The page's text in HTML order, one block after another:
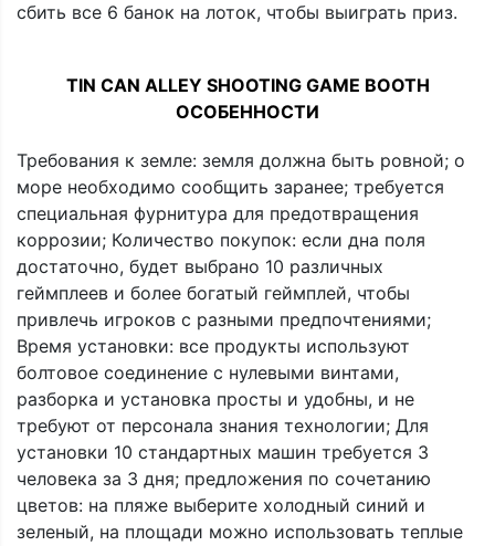
сбить все 6 банок на лоток, чтобы выиграть приз.
TIN CAN ALLEY SHOOTING GAME BOOTH
ОСОБЕННОСТИ
Требования к земле: земля должна быть ровной; о
море необходимо сообщить заранее; требуется
специальная фурнитура для предотвращения
коррозии; Количество покупок: если дна поля
достаточно, будет выбрано 10 различных
геймплеев и более богатый геймплей, чтобы
привлечь игроков с разными предпочтениями;
Время установки: все продукты используют
болтовое соединение с нулевыми винтами,
разборка и установка просты и удобны, и не
требуют от персонала знания технологии; Для
установки 10 стандартных машин требуется 3
человека за 3 дня; предложения по сочетанию
цветов: на пляже выберите холодный синий и
зеленый, на площади можно использовать теплые